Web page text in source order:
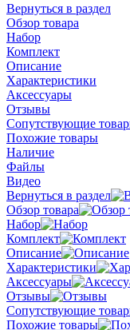
Вернуться в раздел
Обзор товара
Набор
Комплект
Описание
Характеристики
Аксессуары
Отзывы
Сопутствующие
Похожие товары
Наличие
Файлы
Видео
Вернуться в раздел
Обзор товара
Набор
Комплект
Описание
Характеристики
Аксессуары
Отзывы
Сопутствующие
Похожие товары